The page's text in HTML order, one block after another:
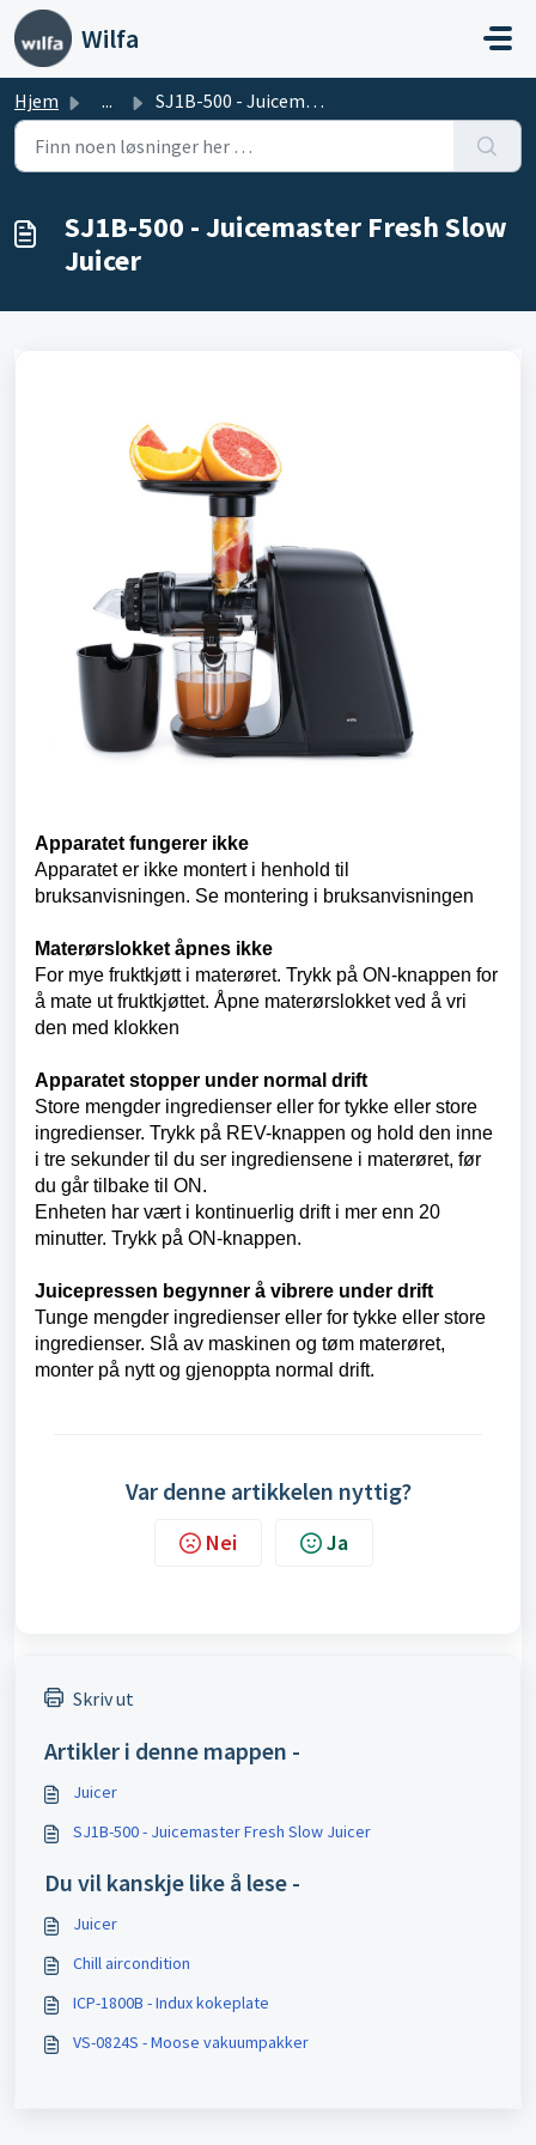
Gå til hovedinnhold
Wilfa
Hjem ... SJ1B-500 - Juicemaster Fresh Slow Juicer
SJ1B-500 - Juicemaster Fresh Slow
Juicer
Apparatet fungerer ikke
Apparatet er ikke montert i henhold til
bruksanvisningen. Se montering i bruksanvisningen
Materørslokket åpnes ikke
For mye fruktkjøtt i materøret. Trykk på ON-knappen for
å mate ut fruktkjøttet. Åpne materørslokket ved å vri
den med klokken
Apparatet stopper under normal drift
Store mengder ingredienser eller for tykke eller store
ingredienser. Trykk på REV-knappen og hold den inne
i tre sekunder til du ser ingrediensene i materøret, før
du går tilbake til ON.
Enheten har vært i kontinuerlig drift i mer enn 20
minutter. Trykk på ON-knappen.
Juicepressen begynner å vibrere under drift
Tunge mengder ingredienser eller for tykke eller store
ingredienser. Slå av maskinen og tøm materøret,
monter på nytt og gjenoppta normal drift.
Var denne artikkelen nyttig?
Nei Ja
Skriv ut
Artikler i denne mappen -
Juicer
SJ1B-500 - Juicemaster Fresh Slow Juicer
Du vil kanskje like å lese -
Juicer
Chill aircondition
ICP-1800B - Indux kokeplate
VS-0824S - Moose vakuumpakker